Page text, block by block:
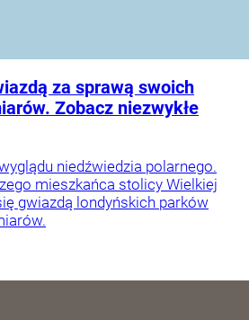
za sprawą swoich
Zobacz niezwykłe
niedźwiedzia polarnego.
mieszkańca stolicy Wielkiej
gwiazdą londyńskich parków